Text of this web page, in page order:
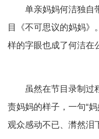
单亲妈妈何洁独自
目《不可思议的妈妈》
样的字眼也成了何洁在
虽然在节目录制过程
责妈妈的样子，一句“
观众感动不已、潸然泪